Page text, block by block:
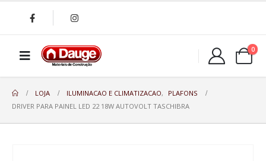
0
LOJA ILUMINACAO E CLIMATIZACAO,
PLAFONS
DRIVER PARA PAINEL LED 22 18W AUTOVOLT TASCHIBRA